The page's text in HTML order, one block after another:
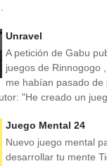
Unravel
A petición de Gabu
juegos de Rinnogogo
me habían pasado de
"He creado un
Juego Mental 24
Nuevo juego mental
desarrollar tu mente